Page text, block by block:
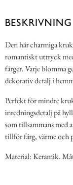
BESKRIVNING
Den här charmiga
romantiskt uttryck
färger. Varje blomma
dekorativ detalj i
Perfekt för mindre
inredningsdetalj på
som tillsammans med
tillför färg, värme och
Material: Keramik.